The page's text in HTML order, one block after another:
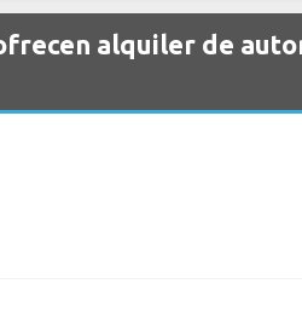
alquiler de